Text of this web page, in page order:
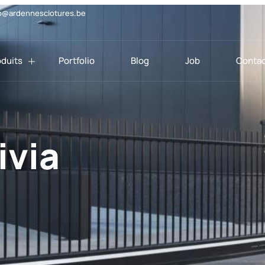
Portfolio Blog Job